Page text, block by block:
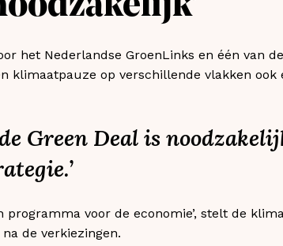
het Nederlandse GroenLinks en één van
klimaatpauze op verschillende vlakken ook
Green Deal is
programma voor de economie’, stelt de
na de verkiezingen.